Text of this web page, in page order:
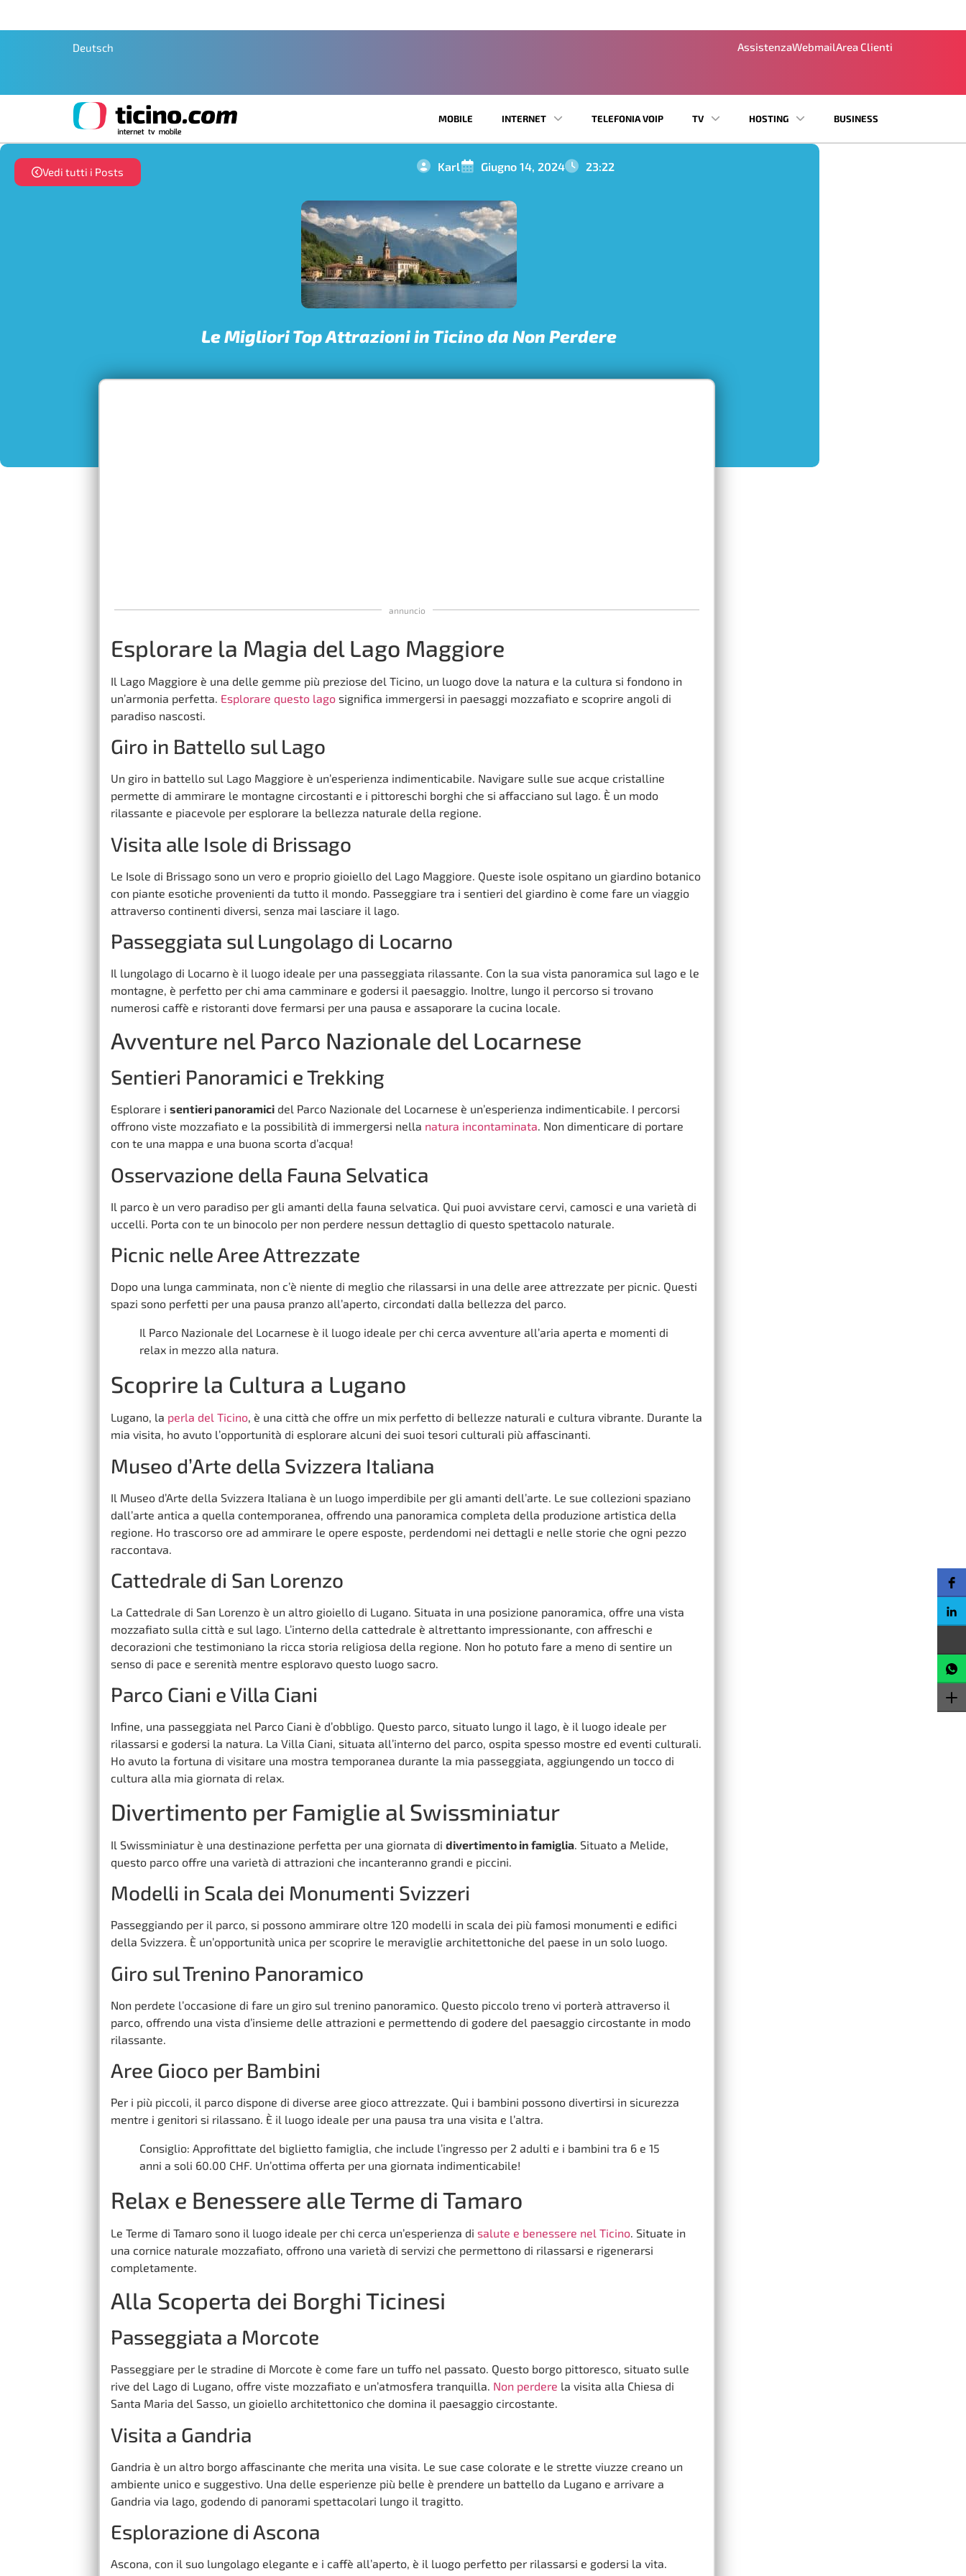
Deutsch AssistenzaWebmailArea Clienti
MOBILE INTERNET TELEFONIA VOIP TV HOSTING BUSINESS
Vedi tutti i Posts Karl Giugno 14, 2024 23:22
Le Migliori Top Attrazioni in Ticino da Non Perdere
annuncio
Esplorare la Magia del Lago Maggiore
Il Lago Maggiore è una delle gemme più preziose del Ticino, un luogo dove la natura e la cultura si fondono in
un’armonia perfetta. Esplorare questo lagosignifica immergersi in paesaggi mozzafiato e scoprire angoli di
paradiso nascosti.
Giro in Battello sul Lago
Un giro in battello sul Lago Maggiore è un’esperienza indimenticabile. Navigare sulle sue acque cristalline
permette di ammirare le montagne circostanti e i pittoreschi borghi che si affacciano sul lago. È un modo
rilassante e piacevole per esplorare la bellezza naturale della regione.
Visita alle Isole di Brissago
Le Isole di Brissago sono un vero e proprio gioiello del Lago Maggiore. Queste isole ospitano un giardino botanico
con piante esotiche provenienti da tutto il mondo. Passeggiare tra i sentieri del giardino è come fare un viaggio
attraverso continenti diversi, senza mai lasciare il lago.
Passeggiata sul Lungolago di Locarno
Il lungolago di Locarno è il luogo ideale per una passeggiata rilassante. Con la sua vista panoramica sul lago e le
montagne, è perfetto per chi ama camminare e godersi il paesaggio. Inoltre, lungo il percorso si trovano
numerosi caffè e ristoranti dove fermarsi per una pausa e assaporare la cucina locale.
Avventure nel Parco Nazionale del Locarnese
Sentieri Panoramici e Trekking
Esplorare i sentieri panoramicidel Parco Nazionale del Locarnese è un’esperienza indimenticabile. I percorsi
offrono viste mozzafiato e la possibilità di immergersi nella natura incontaminata. Non dimenticare di portare
con te una mappa e una buona scorta d’acqua!
Osservazione della Fauna Selvatica
Il parco è un vero paradiso per gli amanti della fauna selvatica. Qui puoi avvistare cervi, camosci e una varietà di
uccelli. Porta con te un binocolo per non perdere nessun dettaglio di questo spettacolo naturale.
Picnic nelle Aree Attrezzate
Dopo una lunga camminata, non c’è niente di meglio che rilassarsi in una delle aree attrezzate per picnic. Questi
spazi sono perfetti per una pausa pranzo all’aperto, circondati dalla bellezza del parco.
Il Parco Nazionale del Locarnese è il luogo ideale per chi cerca avventure all’aria aperta e momenti di
relax in mezzo alla natura.
Scoprire la Cultura a Lugano
Lugano, la perla del Ticino, è una città che offre un mix perfetto di bellezze naturali e cultura vibrante. Durante la
mia visita, ho avuto l’opportunità di esplorare alcuni dei suoi tesori culturali più affascinanti.
Museo d’Arte della Svizzera Italiana
Il Museo d’Arte della Svizzera Italiana è un luogo imperdibile per gli amanti dell’arte. Le sue collezioni spaziano
dall’arte antica a quella contemporanea, offrendo una panoramica completa della produzione artistica della
regione. Ho trascorso ore ad ammirare le opere esposte, perdendomi nei dettagli e nelle storie che ogni pezzo
raccontava.
Cattedrale di San Lorenzo
La Cattedrale di San Lorenzo è un altro gioiello di Lugano. Situata in una posizione panoramica, offre una vista
mozzafiato sulla città e sul lago. L’interno della cattedrale è altrettanto impressionante, con affreschi e
decorazioni che testimoniano la ricca storia religiosa della regione. Non ho potuto fare a meno di sentire un
senso di pace e serenità mentre esploravo questo luogo sacro.
Parco Ciani e Villa Ciani
Infine, una passeggiata nel Parco Ciani è d’obbligo. Questo parco, situato lungo il lago, è il luogo ideale per
rilassarsi e godersi la natura. La Villa Ciani, situata all’interno del parco, ospita spesso mostre ed eventi culturali.
Ho avuto la fortuna di visitare una mostra temporanea durante la mia passeggiata, aggiungendo un tocco di
cultura alla mia giornata di relax.
Divertimento per Famiglie al Swissminiatur
Il Swissminiatur è una destinazione perfetta per una giornata di divertimento in famiglia. Situato a Melide,
questo parco offre una varietà di attrazioni che incanteranno grandi e piccini.
Modelli in Scala dei Monumenti Svizzeri
Passeggiando per il parco, si possono ammirare oltre 120 modelli in scala dei più famosi monumenti e edifici
della Svizzera. È un’opportunità unica per scoprire le meraviglie architettoniche del paese in un solo luogo.
Giro sul Trenino Panoramico
Non perdete l’occasione di fare un giro sul trenino panoramico. Questo piccolo treno vi porterà attraverso il
parco, offrendo una vista d’insieme delle attrazioni e permettendo di godere del paesaggio circostante in modo
rilassante.
Aree Gioco per Bambini
Per i più piccoli, il parco dispone di diverse aree gioco attrezzate. Qui i bambini possono divertirsi in sicurezza
mentre i genitori si rilassano. È il luogo ideale per una pausa tra una visita e l’altra.
Consiglio: Approfittate del biglietto famiglia, che include l’ingresso per 2 adulti e i bambini tra 6 e 15
anni a soli 60.00 CHF. Un’ottima offerta per una giornata indimenticabile!
Relax e Benessere alle Terme di Tamaro
Le Terme di Tamaro sono il luogo ideale per chi cerca un’esperienza di salute e benessere nel Ticino. Situate in
una cornice naturale mozzafiato, offrono una varietà di servizi che permettono di rilassarsi e rigenerarsi
completamente.
Alla Scoperta dei Borghi Ticinesi
Passeggiata a Morcote
Passeggiare per le stradine di Morcote è come fare un tuffo nel passato. Questo borgo pittoresco, situato sulle
rive del Lago di Lugano, offre viste mozzafiato e un’atmosfera tranquilla. Non perdere la visita alla Chiesa di
Santa Maria del Sasso, un gioiello architettonico che domina il paesaggio circostante.
Visita a Gandria
Gandria è un altro borgo affascinante che merita una visita. Le sue case colorate e le strette viuzze creano un
ambiente unico e suggestivo. Una delle esperienze più belle è prendere un battello da Lugano e arrivare a
Gandria via lago, godendo di panorami spettacolari lungo il tragitto.
Esplorazione di Ascona
Ascona, con il suo lungolago elegante e i caffè all’aperto, è il luogo perfetto per rilassarsi e godersi la vita.